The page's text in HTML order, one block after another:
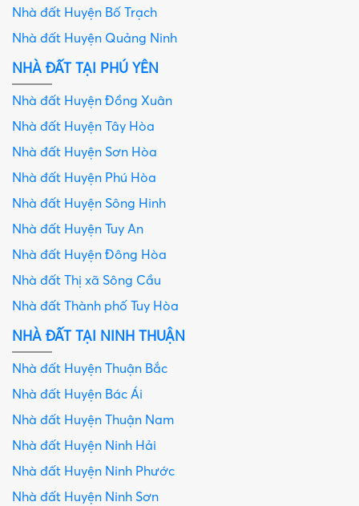
Nhà đất Huyện Bố Trạch
Nhà đất Huyện Quảng Ninh
NHÀ ĐẤT TẠI PHÚ YÊN
Nhà đất Huyện Đồng Xuân
Nhà đất Huyện Tây Hòa
Nhà đất Huyện Sơn Hòa
Nhà đất Huyện Phú Hòa
Nhà đất Huyện Sông Hinh
Nhà đất Huyện Tuy An
Nhà đất Huyện Đông Hòa
Nhà đất Thị xã Sông Cầu
Nhà đất Thành phố Tuy Hòa
NHÀ ĐẤT TẠI NINH THUẬN
Nhà đất Huyện Thuận Bắc
Nhà đất Huyện Bác Ái
Nhà đất Huyện Thuận Nam
Nhà đất Huyện Ninh Hải
Nhà đất Huyện Ninh Phước
Nhà đất Huyện Ninh Sơn